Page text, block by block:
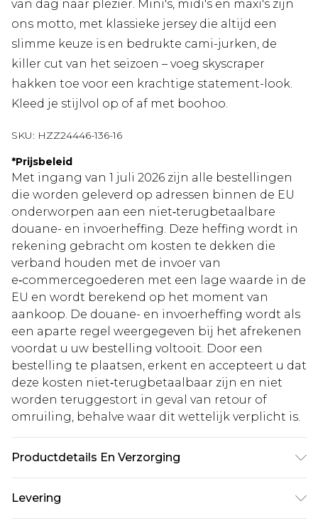
van dag naar plezier. Mini's, midi's en maxi's zijn
ons motto, met klassieke jersey die altijd een
slimme keuze is en bedrukte cami-jurken, de
killer cut van het seizoen – voeg skyscraper
hakken toe voor een krachtige statement-look.
Kleed je stijlvol op of af met boohoo.
SKU: HZZ24446-136-16
*Prijsbeleid
Met ingang van 1 juli 2026 zijn alle bestellingen
die worden geleverd op adressen binnen de EU
onderworpen aan een niet‑terugbetaalbare
douane- en invoerheffing. Deze heffing wordt in
rekening gebracht om kosten te dekken die
verband houden met de invoer van
e‑commercegoederen met een lage waarde in de
EU en wordt berekend op het moment van
aankoop. De douane- en invoerheffing wordt als
een aparte regel weergegeven bij het afrekenen
voordat u uw bestelling voltooit. Door een
bestelling te plaatsen, erkent en accepteert u dat
deze kosten niet‑terugbetaalbaar zijn en niet
worden teruggestort in geval van retour of
omruiling, behalve waar dit wettelijk verplicht is.
Productdetails En Verzorging
Levering